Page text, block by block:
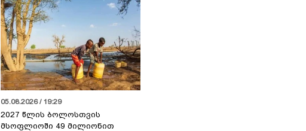
05.08.2026 / 19:29
2027 წლის ბოლოსთვის
მსოფლიოში 49 მილიონით